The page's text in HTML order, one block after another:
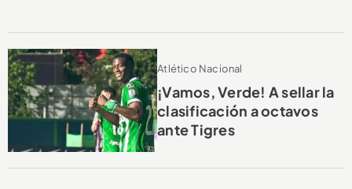
Atlético Nacional
¡Vamos, Verde! A sellar la
clasificación a octavos
ante Tigres